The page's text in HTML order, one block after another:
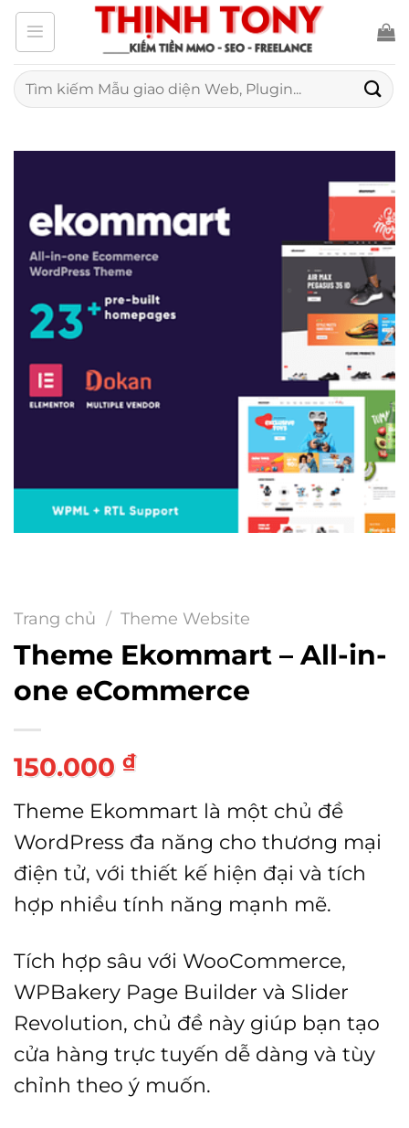
Bỏ
qua
nội
dung
Tìm
kiếm:
Trang chủ / Theme Website
Theme Ekommart – All-in-
one eCommerce
150.000 ₫
Theme Ekommart là một chủ đề
WordPress đa năng cho thương mại
điện tử, với thiết kế hiện đại và tích
hợp nhiều tính năng mạnh mẽ.
Tích hợp sâu với WooCommerce,
WPBakery Page Builder và Slider
Revolution, chủ đề này giúp bạn tạo
cửa hàng trực tuyến dễ dàng và tùy
chỉnh theo ý muốn.